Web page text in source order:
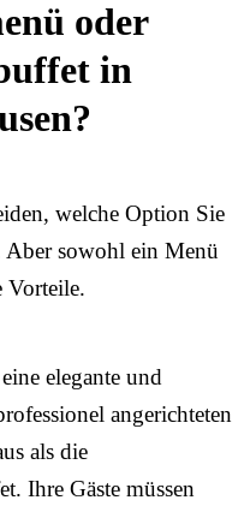
oder
in
welche Option Sie
Aber sowohl ein Menü
Vorteile.
elegante und
angerichteten
als die
Ihre Gäste müssen